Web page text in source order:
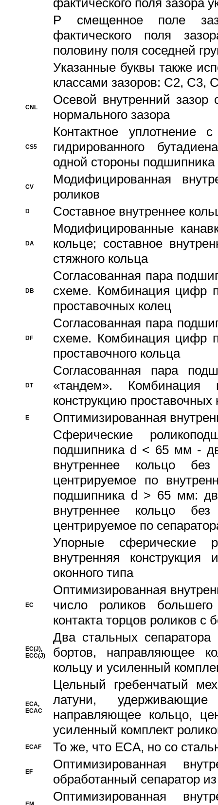
фактического поля зазора
P смещенное поле
фактического поля
половину поля соседней
Указанные буквы также
классами зазоров: С2,
CNL
Осевой внутренний зазор
нормального зазора
CS5
Контактное уплотнение
гидрированного
одной стороны подшипника
CV
Модифицированная
роликов
D Составное внутреннее
DA
Модифицированные
кольце; составное
стяжного кольца
DB
Согласованная пара
схеме. Комбинация цифр
проставочных колец
DF
Согласованная пара
схеме. Комбинация цифр
проставочного кольца
DT
Согласованная пара
«тандем».
конструкцию проставочных
E
Оптимизированная
Сферические
подшипника d < 65 мм -
внутреннее кольцо
центрируемое по
подшипника d > 65 мм:
внутреннее кольцо
центрируемое по
Упорные сферические
внутренняя
оконного типа
EC
Oптимизированная
число роликов
контакта торцов роликов с
EC(J),
ECC(J)
Два стальных сепаратора
бортов, направляющее
кольцу и усиленный
ECA,
ECAC
Цельный гребенчатый
латуни,
направляющее кольцо,
усиленный комплект
ECAF То же, что ECA, но со
EF
Оптимизированная
обработанный сепаратор
Оптимизированная